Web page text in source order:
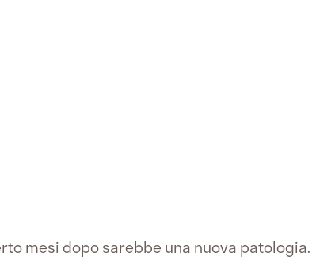
mesi dopo sarebbe una nuova patologia.